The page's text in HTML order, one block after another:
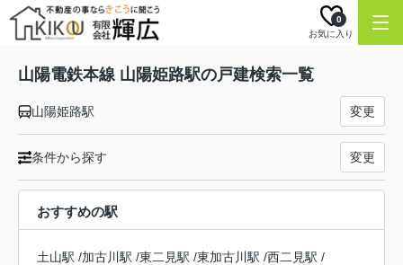
お気に入り
0
山陽電鉄本線 山陽姫路駅の戸建検索一覧
山陽姫路駅 変更
条件から探す 変更
おすすめの駅
土山駅 /加古川駅 /東二見駅 /東加古川駅 /西二見駅 /